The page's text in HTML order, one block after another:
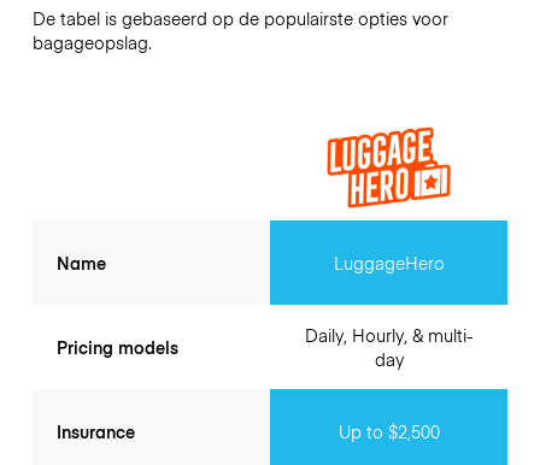
De tabel is gebaseerd op de populairste opties voor
bagageopslag.
Name
Pricing models
Insurance
LuggageHero
Daily, Hourly, & multi-
day
Up to $2,500